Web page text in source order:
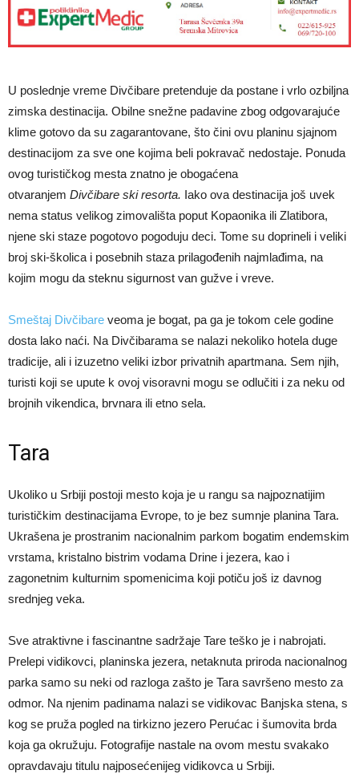
U poslednje vreme Divčibare pretenduje da postane i vrlo ozbiljna
zimska destinacija. Obilne snežne padavine zbog odgovarajuće
klime gotovo da su zagarantovane, što čini ovu planinu sjajnom
destinacijom za sve one kojima beli pokravač nedostaje. Ponuda
ovog turističkog mesta znatno je obogaćena
otvaranjem Divčibare ski resorta. Iako ova destinacija još uvek
nema status velikog zimovališta poput Kopaonika ili Zlatibora,
njene ski staze pogotovo pogoduju deci. Tome su doprineli i veliki
broj ski-školica i posebnih staza prilagođenih najmlađima, na
kojim mogu da steknu sigurnost van gužve i vreve.
Smeštaj Divčibare veoma je bogat, pa ga je tokom cele godine
dosta lako naći. Na Divčibarama se nalazi nekoliko hotela duge
tradicije, ali i izuzetno veliki izbor privatnih apartmana. Sem njih,
turisti koji se upute k ovoj visoravni mogu se odlučiti i za neku od
brojnih vikendica, brvnara ili etno sela.
Tara
Ukoliko u Srbiji postoji mesto koja je u rangu sa najpoznatijim
turističkim destinacijama Evrope, to je bez sumnje planina Tara.
Ukrašena je prostranim nacionalnim parkom bogatim endemskim
vrstama, kristalno bistrim vodama Drine i jezera, kao i
zagonetnim kulturnim spomenicima koji potiču još iz davnog
srednjeg veka.
Sve atraktivne i fascinantne sadržaje Tare teško je i nabrojati.
Prelepi vidikovci, planinska jezera, netaknuta priroda nacionalnog
parka samo su neki od razloga zašto je Tara savršeno mesto za
odmor. Na njenim padinama nalazi se vidikovac Banjska stena, s
kog se pruža pogled na tirkizno jezero Perućac i šumovita brda
koja ga okružuju. Fotografije nastale na ovom mestu svakako
opravdavaju titulu najposećenijeg vidikovca u Srbiji.